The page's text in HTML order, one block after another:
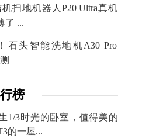
扫地机器人P20 Ultra真机
了 ...
石头智能洗地机A30 Pro
榜
1/3时光的卧室，值得美的
的一屋...